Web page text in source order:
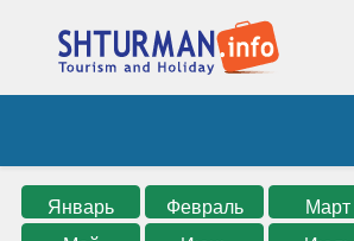
Январь Февраль Март